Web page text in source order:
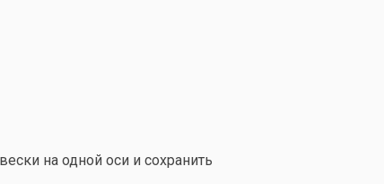
на одной оси и сохранить